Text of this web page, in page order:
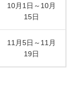
10月1日～10月
15日
11月5日～11月
19日